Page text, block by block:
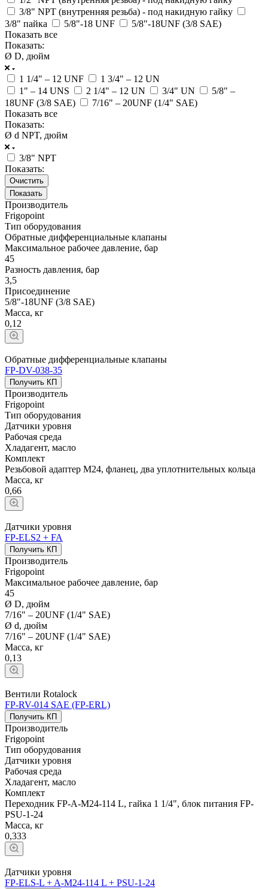
3/8" NPT (внутренняя резьба) - под накидную гайку
3/8" пайка
5/8"-18 UNF
5/8"-18UNF (3/8 SAE)
Показать все
Показать:
Ø D, дюйм
1 1/4" – 12 UNF
1 3/4" – 12 UN
1" – 14 UNS
2 1/4" – 12 UN 3/4" UN
5/8" –
18UNF (3/8 SAE)
7/16" – 20UNF (1/4" SAE)
Показать все
Показать:
Ø d NPT, дюйм
3/8" NPT
Показать:
Очистить
Производитель
Frigopoint
Тип оборудования
Обратные дифференциальные клапаны
Максимальное рабочее давление, бар
45
Разность давления, бар
3,5
Присоединение
5/8"-18UNF (3/8 SAE)
Масса, кг
0,12
Обратные дифференциальные клапаны
FP-DV-038-35
Получить КП
Производитель
Frigopoint
Тип оборудования
Датчики уровня
Рабочая среда
Хладагент, масло
Комплект
Резьбовой адаптер М24, фланец, два уплотнительных кольца
Масса, кг
0,66
Датчики уровня
FP-ELS2 + FA
Получить КП
Производитель
Frigopoint
Максимальное рабочее давление, бар
45
Ø D, дюйм
7/16" – 20UNF (1/4" SAE)
Ø d, дюйм
7/16" – 20UNF (1/4" SAE)
Масса, кг
0,13
Вентили Rotalock
FP-RV-014 SAE (FP-ERL)
Получить КП
Производитель
Frigopoint
Тип оборудования
Датчики уровня
Рабочая среда
Хладагент, масло
Комплект
Переходник FP-A-M24-114 L, гайка 1 1/4", блок питания FP-
PSU-1-24
Масса, кг
0,333
Датчики уровня
FP-ELS-L + A-M24-114 L + PSU-1-24